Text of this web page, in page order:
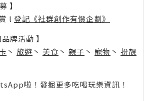
】
l 登記《社群創作有價企劃》
牌活動 】
丶 旅遊 丶 美食 丶 親子 丶 寵物 丶 扮靚
啦！發掘更多吃喝玩樂資訊！